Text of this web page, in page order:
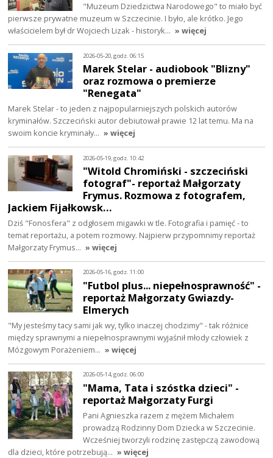
"Muzeum Dziedzictwa Narodowego" to miało być
pierwsze prywatne muzeum w Szczecinie. I było, ale krótko. Jego
właścicielem był dr Wojciech Lizak - historyk… » więcej
2026-05-20, godz. 06:15
Marek Stelar - audiobook "Blizny"
oraz rozmowa o premierze
"Renegata"
Marek Stelar - to jeden z najpopularniejszych polskich autorów
kryminałów. Szczeciński autor debiutował prawie 12 lat temu. Ma na
swoim koncie kryminały… » więcej
2026-05-19, godz. 10:42
"Witold Chromiński - szczeciński
fotograf"- reportaż Małgorzaty
Frymus. Rozmowa z fotografem,
Jackiem Fijałkowsk…
Dziś "Fonosfera" z odgłosem migawki w tle. Fotografia i pamięć - to
temat reportażu, a potem rozmowy. Najpierw przypomnimy reportaż
Małgorzaty Frymus… » więcej
2026-05-16, godz. 11:00
"Futbol plus... niepełnosprawność" -
reportaż Małgorzaty Gwiazdy-
Elmerych
"My jesteśmy tacy sami jak wy, tylko inaczej chodzimy" - tak różnice
między sprawnymi a niepełnosprawnymi wyjaśnił młody człowiek z
Mózgowym Porażeniem… » więcej
2026-05-14, godz. 06:00
"Mama, Tata i szóstka dzieci" -
reportaż Małgorzaty Furgi
Pani Agnieszka razem z mężem Michałem
prowadzą Rodzinny Dom Dziecka w Szczecinie.
Wcześniej tworzyli rodzinę zastępczą zawodową
dla dzieci, które potrzebują… » więcej